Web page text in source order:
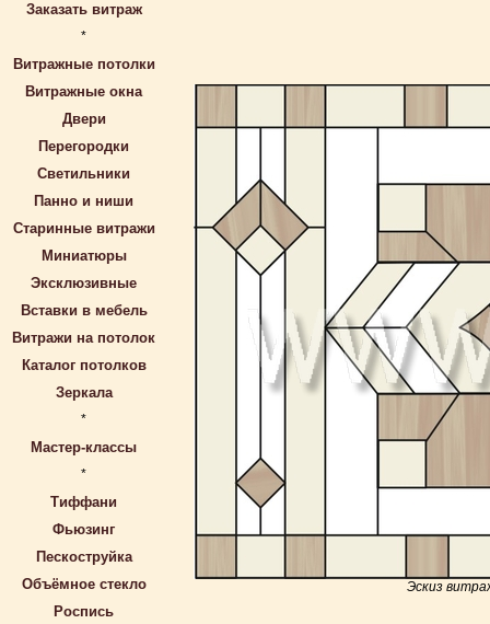
Заказать витраж
*
Витражные потолки
Витражные окна
Двери
Перегородки
Светильники
Панно и ниши
Старинные витражи
Миниатюры
Эксклюзивные
Вставки в мебель
Витражи на потолок
Каталог потолков
Зеркала
*
Мастер-классы
*
Тиффани
Фьюзинг
Пескоструйка
Объёмное стекло
Роспись
Эскиз